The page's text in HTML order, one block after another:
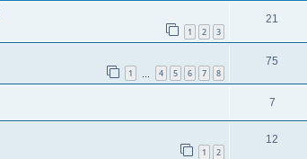
1 2 3
21
1 4 5 6 7 8
75
7
1 2
12